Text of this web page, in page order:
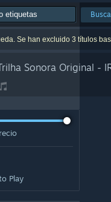
Se han excluido 3 títulos
Sonora Original -
Play